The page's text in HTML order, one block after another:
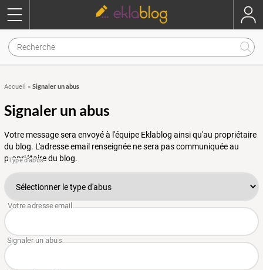
Accueil » Signaler un abus
Signaler un abus
Votre message sera envoyé à l'équipe Eklablog ainsi qu'au propriétaire
du blog. L'adresse email renseignée ne sera pas communiquée au
propriétaire du blog.